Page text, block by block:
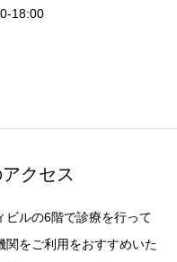
18:00
クセス
ビルの6階で診療を行って
関をご利用をおすすめいた